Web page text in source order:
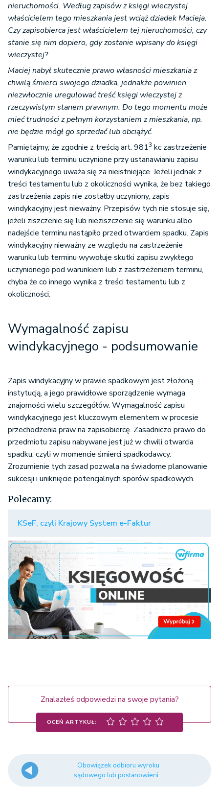
nieruchomości. Według zapisów z księgi wieczystej
właścicielem tego mieszkania jest wciąż dziadek Macieja.
Czy zapisobierca jest właścicielem tej nieruchomości, czy
stanie się nim dopiero, gdy zostanie wpisany do księgi
wieczystej?
Maciej nabył skutecznie prawo własności mieszkania z
chwilą śmierci swojego dziadka, jednakże powinien
niezwłocznie uregulować treść księgi wieczystej z
rzeczywistym stanem prawnym. Do tego momentu może
mieć trudności z pełnym korzystaniem z mieszkania, np.
nie będzie mógł go sprzedać lub obciążyć.
Pamiętajmy, że zgodnie z treścią art. 9813 kc zastrzeżenie
warunku lub terminu uczynione przy ustanawianiu zapisu
windykacyjnego uważa się za nieistniejące. Jeżeli jednak z
treści testamentu lub z okoliczności wynika, że bez takiego
zastrzeżenia zapis nie zostałby uczyniony, zapis
windykacyjny jest nieważny. Przepisów tych nie stosuje się,
jeżeli ziszczenie się lub nieziszczenie się warunku albo
nadejście terminu nastąpiło przed otwarciem spadku. Zapis
windykacyjny nieważny ze względu na zastrzeżenie
warunku lub terminu wywołuje skutki zapisu zwykłego
uczynionego pod warunkiem lub z zastrzeżeniem terminu,
chyba że co innego wynika z treści testamentu lub z
okoliczności.
Wymagalność zapisu
windykacyjnego - podsumowanie
Zapis windykacyjny w prawie spadkowym jest złożoną
instytucją, a jego prawidłowe sporządzenie wymaga
znajomości wielu szczegółów. Wymagalność zapisu
windykacyjnego jest kluczowym elementem w procesie
przechodzenia praw na zapisobiercę. Zasadniczo prawo do
przedmiotu zapisu nabywane jest już w chwili otwarcia
spadku, czyli w momencie śmierci spadkodawcy.
Zrozumienie tych zasad pozwala na świadome planowanie
sukcesji i uniknięcie potencjalnych sporów spadkowych.
Polecamy:
KSeF, czyli Krajowy System e-Faktur
Znalazłeś odpowiedzi na swoje pytania?
OCEŃ ARTYKUŁ:
Obowiązek odbioru wyroku
sądowego lub postanowieni...